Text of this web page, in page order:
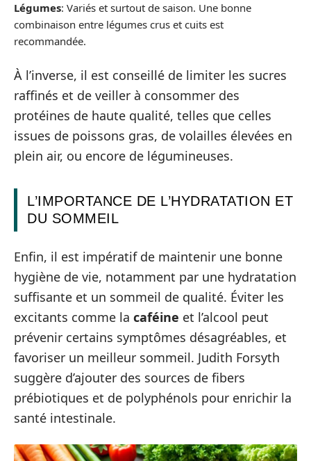
Légumes: Variés et surtout de saison. Une bonne
combinaison entre légumes crus et cuits est
recommandée.
À l’inverse, il est conseillé de limiter les sucres
raffinés et de veiller à consommer des
protéines de haute qualité, telles que celles
issues de poissons gras, de volailles élevées en
plein air, ou encore de légumineuses.
L’IMPORTANCE DE L’HYDRATATION ET
DU SOMMEIL
Enfin, il est impératif de maintenir une bonne
hygiène de vie, notamment par une hydratation
suffisante et un sommeil de qualité. Éviter les
excitants comme la caféine et l’alcool peut
prévenir certains symptômes désagréables, et
favoriser un meilleur sommeil. Judith Forsyth
suggère d’ajouter des sources de fibers
prébiotiques et de polyphénols pour enrichir la
santé intestinale.